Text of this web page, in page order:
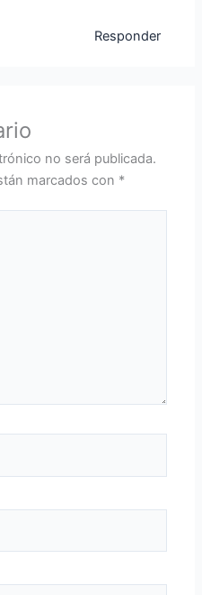
Responder
no será publicada.
marcados con *